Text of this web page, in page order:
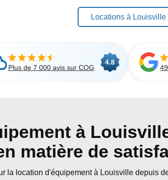
Locations à Louisville
Plus de 7 000 avis sur COG
4.8
à
matière de
la location d'équipement à Louisville depuis